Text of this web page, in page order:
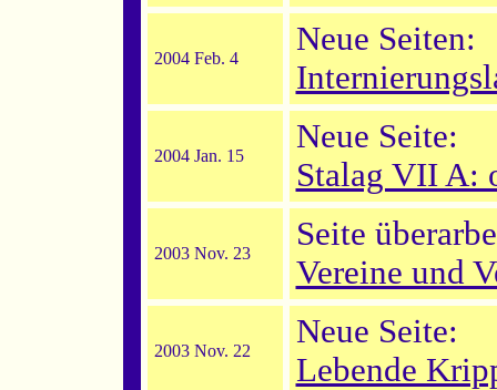
2004 Feb. 4
Neue Seiten:
2004 Jan. 15
Neue Seite:
Stalag VII A:
2003 Nov. 23
Seite
Vereine und
2003 Nov. 22
Neue Seite:
Lebende